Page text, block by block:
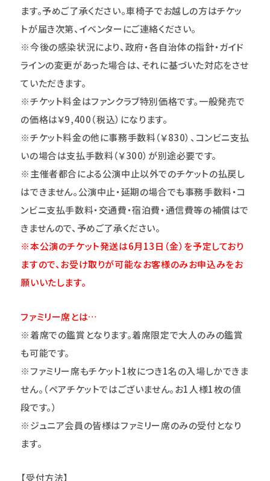
ます。予めご了承ください。車椅子でお越しの方はチケッ
トが届き次第、イベンターにご連絡ください。
※今後の感染状況により、政府・各自治体の指針・ガイド
ラインの変更があった場合は、それに基づいた対応をさせ
ていただきます。
※チケット料金はファンクラブ特別価格です。一般発売で
の価格は￥9,400（税込）になります。
※チケット料金の他に事務手数料（￥830）、コンビニ支払
いの場合は支払手数料（￥300）が別途必要です。
※主催者都合による公演中止以外でのチケットの払戻し
はできません。公演中止・延期の場合でも事務手数料・コ
ンビニ支払手数料・交通費・宿泊費・通信費等の補償はで
きませんので、予めご了承ください。
※本公演のチケット発送は6月13日（金）を予定しており
ますので、お受け取りが可能なお客様のみお申込みをお
願いいたします。
ファミリー席とは…
※着席での鑑賞となります。着席限定で大人のみの鑑賞
も可能です。
※ファミリー席もチケット1枚につき1名の入場しかできま
せん。（ペアチケットではございません。お1人様1枚の値
段です。）
※ジュニア会員の皆様はファミリー席のみの受付となり
ます。
【受付方法】